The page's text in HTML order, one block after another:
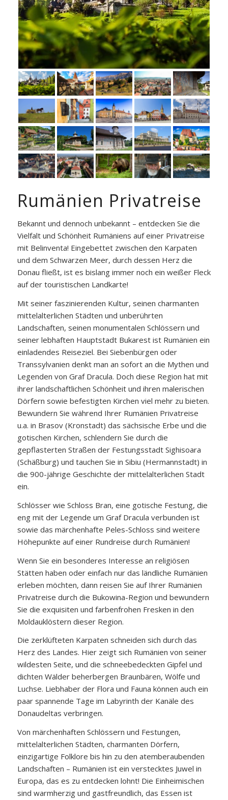
Rumänien Privatreise
Bekannt und dennoch unbekannt – entdecken Sie die
Vielfalt und Schönheit Rumäniens auf einer Privatreise
mit Belinventa! Eingebettet zwischen den Karpaten
und dem Schwarzen Meer, durch dessen Herz die
Donau fließt, ist es bislang immer noch ein weißer Fleck
auf der touristischen Landkarte!
Mit seiner faszinierenden Kultur, seinen charmanten
mittelalterlichen Städten und unberührten
Landschaften, seinen monumentalen Schlössern und
seiner lebhaften Hauptstadt Bukarest ist Rumänien ein
einladendes Reiseziel. Bei Siebenbürgen oder
Transsylvanien denkt man an sofort an die Mythen und
Legenden von Graf Dracula. Doch diese Region hat mit
ihrer landschaftlichen Schönheit und ihren malerischen
Dörfern sowie befestigten Kirchen viel mehr zu bieten.
Bewundern Sie während Ihrer Rumänien Privatreise
u.a. in Brasov (Kronstadt) das sächsische Erbe und die
gotischen Kirchen, schlendern Sie durch die
gepflasterten Straßen der Festungsstadt Sighisoara
(Schäßburg) und tauchen Sie in Sibiu (Hermannstadt) in
die 900-jährige Geschichte der mittelalterlichen Stadt
ein.
Schlösser wie Schloss Bran, eine gotische Festung, die
eng mit der Legende um Graf Dracula verbunden ist
sowie das märchenhafte Peles-Schloss sind weitere
Höhepunkte auf einer Rundreise durch Rumänien!
Wenn Sie ein besonderes Interesse an religiösen
Stätten haben oder einfach nur das ländliche Rumänien
erleben möchten, dann reisen Sie auf Ihrer Rumänien
Privatreise durch die Bukowina-Region und bewundern
Sie die exquisiten und farbenfrohen Fresken in den
Moldauklöstern dieser Region.
Die zerklüfteten Karpaten schneiden sich durch das
Herz des Landes. Hier zeigt sich Rumänien von seiner
wildesten Seite, und die schneebedeckten Gipfel und
dichten Wälder beherbergen Braunbären, Wölfe und
Luchse. Liebhaber der Flora und Fauna können auch ein
paar spannende Tage im Labyrinth der Kanäle des
Donaudeltas verbringen.
Von märchenhaften Schlössern und Festungen,
mittelalterlichen Städten, charmanten Dörfern,
einzigartige Folklore bis hin zu den atemberaubenden
Landschaften – Rumänien ist ein verstecktes Juwel in
Europa, das es zu entdecken lohnt! Die Einheimischen
sind warmherzig und gastfreundlich, das Essen ist